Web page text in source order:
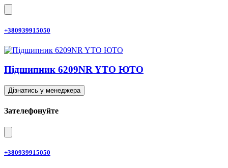
+380939915050
Підшипник 6209NR YTO ЮТО
Дізнатись у менеджера
Зателефонуйте
+380939915050